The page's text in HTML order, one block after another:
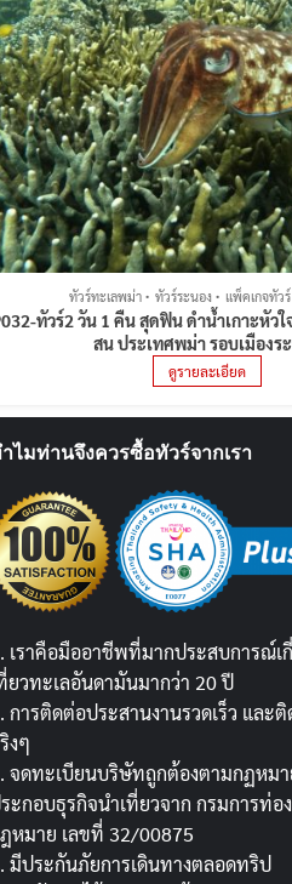
ทัวร์ทะเลพม่า ทัวร์ระนอง แพ็คเกจทัว
ทัวร์2 วัน 1 คืน สุดฟิน ดำน้ำเกาะหัว
สน ประเทศพม่า รอบเมืองร
ดูรายละเอียด
ไมท่านจึงควรซื้อทัวร์จากเรา
เราคือมืออาชีพที่มากประสบการณ์เ
ยวทะเลอันดามันมากว่า 20 ปี
การติดต่อประสานงานรวดเร็ว และ
งๆ
จดทะเบียนบริษัทถูกต้องตามกฏหม
ะกอบธุรกิจนำเที่ยวจาก กรมการท่อ
หมาย เลขที่ 32/00875
มีประกันภัยการเดินทางตลอดทริป